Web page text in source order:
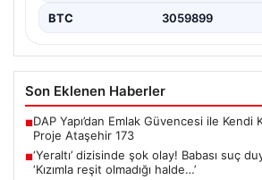
BTC 3059899
Son Eklenen Haberler
■DAP Yapı’dan Emlak Güvencesi ile
Proje Ataşehir 173
■‘Yeraltı’ dizisinde şok olay! Babası suç
‘Kızımla reşit olmadığı halde…’